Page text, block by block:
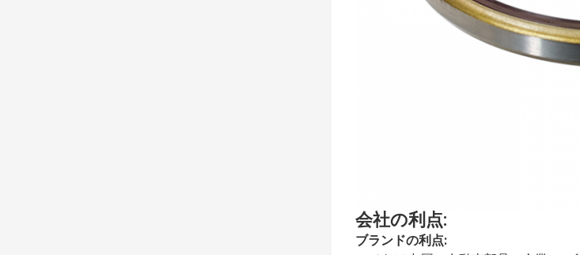
会社の利点:
ブランドの利点: